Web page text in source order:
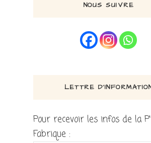
NOUS SUIVRE
LETTRE
Pour recevoir les infos de la
Fabrique :